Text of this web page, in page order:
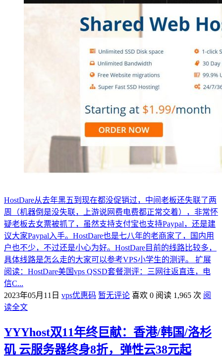
HostDare从去年黑五到现在都没促销过，中间老板还失联了两
周（机器倒是没失联，上游说网费电费都正常交着），非常怀
疑老板去女票被抓了，虽然支持支付宝也支持Paypal，还是建
议大家Paypal入手。HostDare也是七八年的老商家了，国内用
户也不少，不过还是小心为好。HostDare目前的线路比较多，
具体线路是怎么走的大家可以参考VPS小学生的测评。 扩展
阅读：HostDare美国vps QSSD套餐测评：三网往返直连，电
信C...
2023年05月11日 vps优惠码 暂无评论 喜欢 0 阅读 1,965 次 阅
读全文
YYYhost双11年终巨献：香港/韩国/洛杉
矶 云服务器终身8折，弹性云38元起